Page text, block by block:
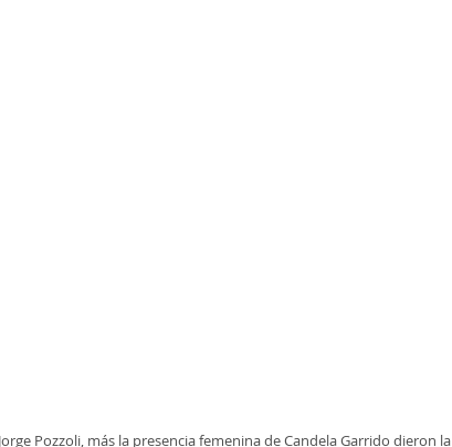
Pozzoli, más la presencia femenina de Candela Garrido dieron la